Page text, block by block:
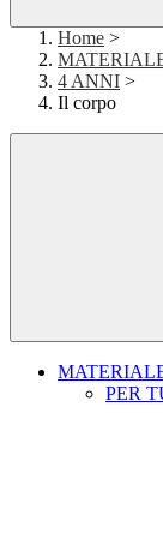
Home >
4 ANNI >
Il corpo
PER